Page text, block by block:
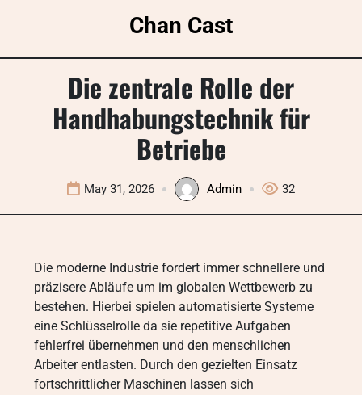
Chan Cast
Die zentrale Rolle der
Handhabungstechnik für
Betriebe
May 31, 2026 Admin 32
Die moderne Industrie fordert immer schnellere und
präzisere Abläufe um im globalen Wettbewerb zu
bestehen. Hierbei spielen automatisierte Systeme
eine Schlüsselrolle da sie repetitive Aufgaben
fehlerfrei übernehmen und den menschlichen
Arbeiter entlasten. Durch den gezielten Einsatz
fortschrittlicher Maschinen lassen sich